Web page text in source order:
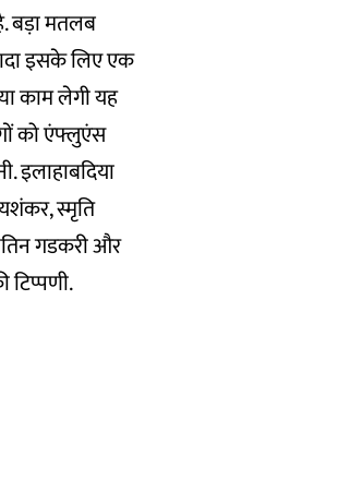
बड़ा मतलब
इसके लिए एक
काम लेगी यह
को एंफ्लुएंस
इलाहाबदिया
स्मृति
गडकरी और